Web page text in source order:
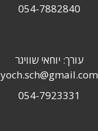
054-7882840
עורך: יוחאי שוויגר
yoch.sch@gmail.com
054-7923331